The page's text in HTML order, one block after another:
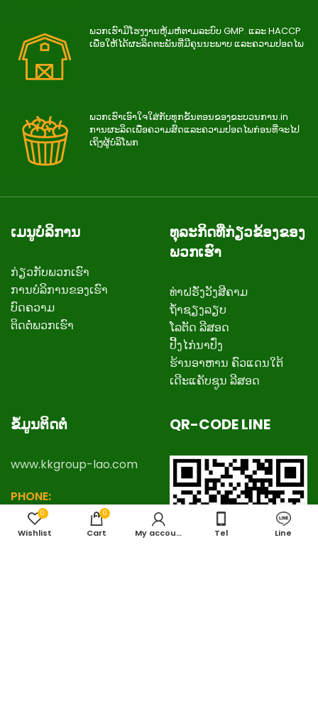
ພວກເຮົາມີໂຮງງານຫຸ້ມຫໍ່ຕາມລະບົບ GMP. ແລະ HACCP
ເພື່ອໃຫ້ໄດ້ຜະລິດຕະພັນທີ່ມີຄຸນນະພາບ ແລະຄວາມປອດໄພ
ພວກ​ເຮົາ​ເອົາ​ໃຈ​ໃສ່​ກັບ​ທຸກ​ຂັ້ນ​ຕອນ​ຂອງ​ຂະ​ບວນ​ການ.in
ການ​ຜະ​ລິດ​ເພື່ອ​ຄວາມ​ສົດ​ແລະ​ຄວາມ​ປອດ​ໄພ​ກ່ອນ​ທີ່​ຈະ​ໄປ​
ເຖິງ​ຜູ້​ບໍ​ລິ​ໂພກ
ເມນູບໍລິການ
ກ່ຽວ​ກັບ​ພວກ​ເຮົາ
ການບໍລິການຂອງເຮົາ
ບົດຄວາມ
ຕິດ​ຕໍ່​ພວກ​ເຮົາ
ທຸລະກິດທີ່ກ່ຽວຂ້ອງຂອງ
ພວກເຮົາ
ທ່າຝຣັ່ງວັງສີຄາມ
ຖ້ຳຊຽງລຽບ
ໂລຕັດ ລີສອດ
ປີ້ງໄກ່ນາປົ່ງ
ຮ້ານອາຫານ ຄົວແດນໃຕ້
ເດີະແຄັບຊູນ ລີສອດ
ຂໍ້ມູນຕິດຕໍ່
www.kkgroup-lao.com
PHONE:
8562057888777,
+8562057778888
QR-CODE LINE
0
Wishlist
0
Cart My account Tel Line